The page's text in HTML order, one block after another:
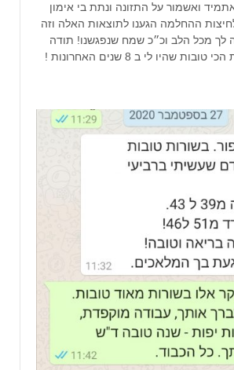
ואשמור על התזונה ונתת בי אימון
ההחלמה הגענו לתוצאות האלה וזה
לך מכל הלב וכ״כ שמח שנפגשנו! תודה
שהיו לי ב 8 שנים האחרונות !